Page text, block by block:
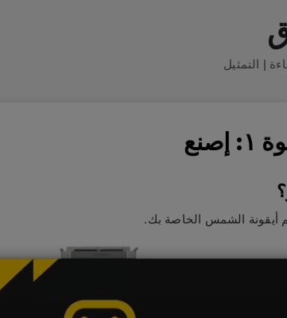
| التمثيل
أيقونة الشمس الخاصة بك.